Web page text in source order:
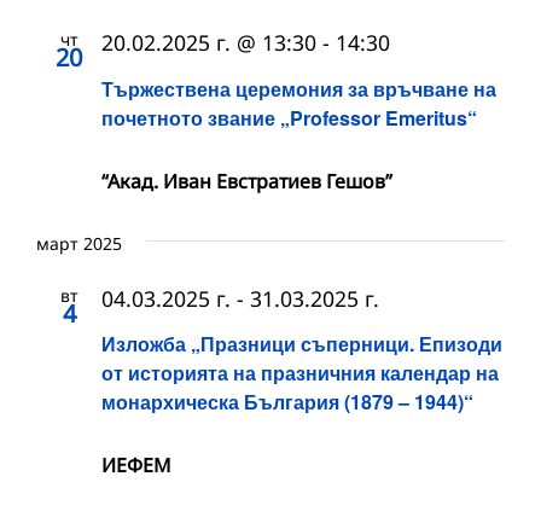
чт
20
Тържествена церемония за връчване на
почетното звание „Professor Emeritus“
20.02.2025 г. @ 13:30 - 14:30
“Акад. Иван Евстратиев Гешов”
март 2025
вт
4
Изложба „Празници съперници. Епизоди
от историята на празничния календар на
монархическа България (1879 – 1944)“
04.03.2025 г. - 31.03.2025 г.
ИЕФЕМ